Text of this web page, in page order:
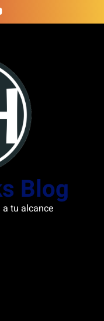
Blog
tu alcance